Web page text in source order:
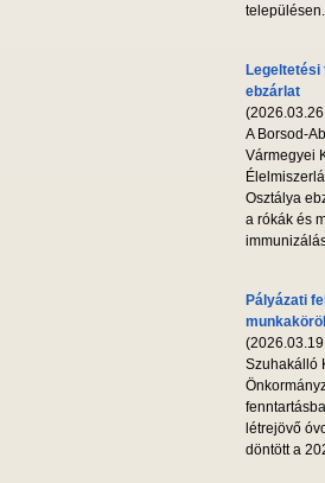
településen.
Legeltetési
ebzárlat
A Borsod-
Vármegyei
Osztálya
a rókák és
Pályázati
Szuhakálló
létrejövő
döntött a